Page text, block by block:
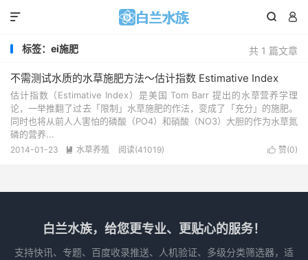
 

共 1 篇文章
标签：ei施肥
不需测试水质的水草施肥方法～估计指数 Estimative Index
估计指数（Estimative Index）是美国 Tom Barr 提出的水草营养学理
论，一举推翻了过去「限制」水草施肥的作法，变成了「充分」的施肥。
同时也将从前人人害怕的磷酸（PO4）和硝酸（NO3）大胆的作为水草氮
磷的营养...
 赞(0)
2014-01-23  水草养殖 阅读(41019)
白兰水族，给您更专业、更贴心的服务！
支持快讯、专题、百度收录推送、人机验证、多级分类筛选器，适